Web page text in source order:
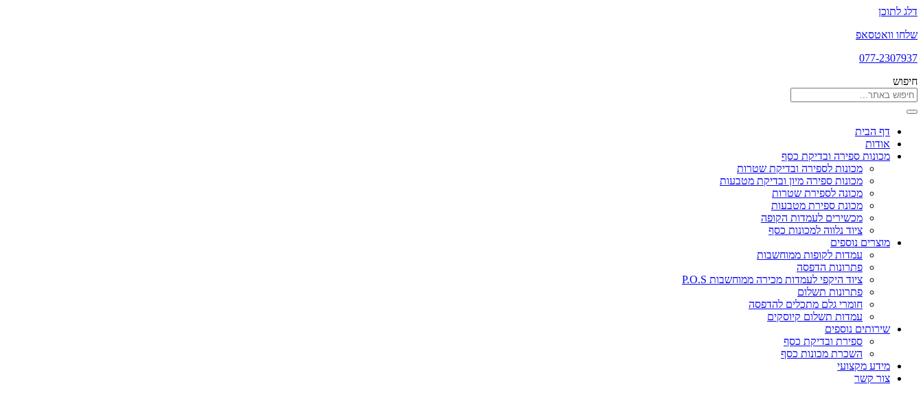
דלג לתוכן
שלחו וואטסאפ
077-2307937
חיפוש
דף הבית
אודות
מכונות ספירה ובדיקת כסף
מכונות לספירה ובדיקת שטרות
מכונות ספירה מיון ובדיקת מטבעות
מכונה לספירת שטרות
מכונת ספירת מטבעות
מכשירים לעמדות הקופה
ציוד נלווה למכונות כסף
מוצרים נוספים
עמדות לקופות ממוחשבות
פתרונות הדפסה
ציוד היקפי לעמדות מכירה ממוחשבות P.O.S
פתרונות תשלום
חומרי גלם מתכלים להדפסה
עמדות תשלום קיוסקים
שירותים נוספים
ספירת ובדיקת כסף
השכרת מכונות כסף
מידע מקצועי
צור קשר